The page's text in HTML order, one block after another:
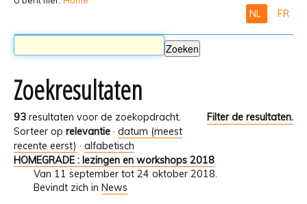
NL FR
Zoekresultaten
93 resultaten voor de zoekopdracht.
Filter de resultaten.
Sorteer op relevantie · datum (meest
recente eerst) · alfabetisch
HOMEGRADE : lezingen en workshops 2018
Van 11 september tot 24 oktober 2018.
Bevindt zich in News